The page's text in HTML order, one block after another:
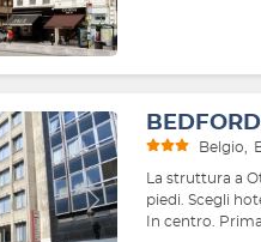
Avanti
Belgio
La struttura a
piedi. Scegli
In centro. Prima